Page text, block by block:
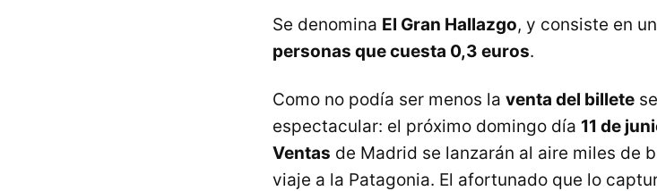
Se denomina El Gran Hallazgo, y consiste en un
personas que cuesta 0,3 euros.
Como no podía ser menos la venta del billete
espectacular: el próximo domingo día 11 de
Ventas de Madrid se lanzarán al aire miles de
viaje a la Patagonia. El afortunado que lo